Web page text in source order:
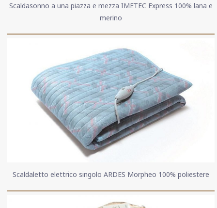
Scaldasonno a una piazza e mezza IMETEC Express 100% lana e
merino
Scaldaletto elettrico singolo ARDES Morpheo 100% poliestere